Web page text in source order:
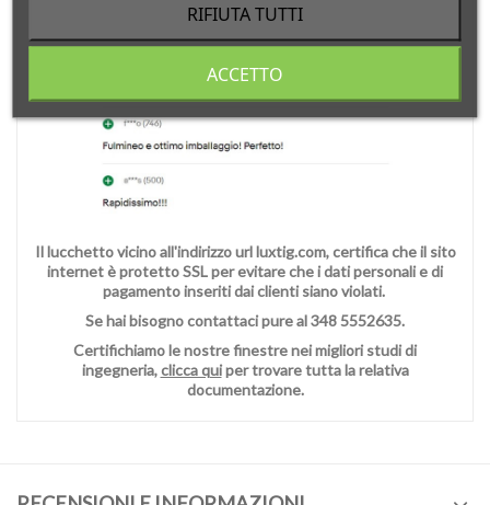
Il lucchetto vicino all'indirizzo url luxtig.com, certifica che il sito
internet è protetto SSL per evitare che i dati personali e di
pagamento inseriti dai clienti siano violati.
Se hai bisogno contattaci pure al 348 5552635.
Certifichiamo le nostre finestre nei migliori studi di
ingegneria,clicca quiper trovare tutta la relativa
documentazione.
RIFIUTA TUTTI
ACCETTO